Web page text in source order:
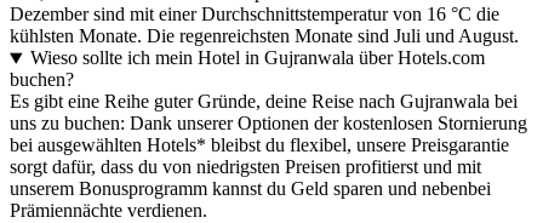
Dezember sind mit einer Durchschnittstemperatur von 16 °C die
kühlsten Monate. Die regenreichsten Monate sind Juli und August.
Wieso sollte ich mein Hotel in Gujranwala über Hotels.com
buchen?
Es gibt eine Reihe guter Gründe, deine Reise nach Gujranwala bei
uns zu buchen: Dank unserer Optionen der kostenlosen Stornierung
bei ausgewählten Hotels* bleibst du flexibel, unsere Preisgarantie
sorgt dafür, dass du von niedrigsten Preisen profitierst und mit
unserem Bonusprogramm kannst du Geld sparen und nebenbei
Prämiennächte verdienen.